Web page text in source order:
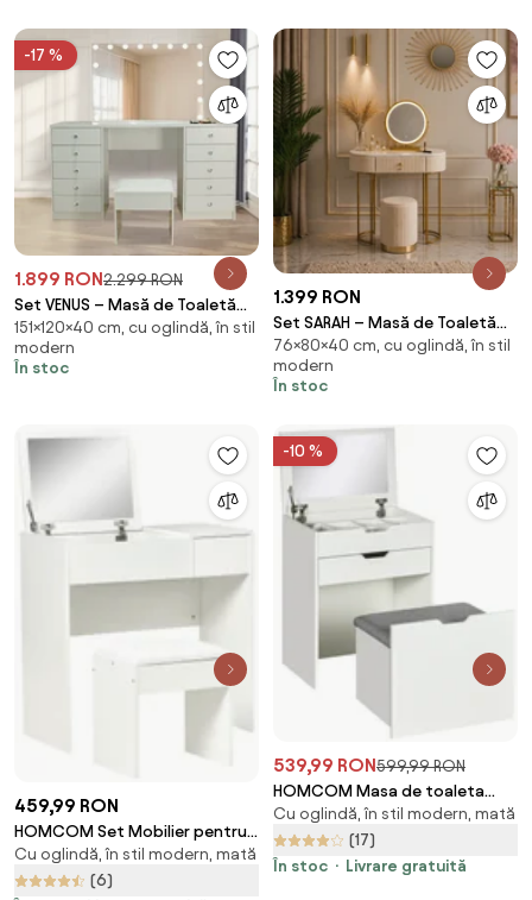
-17 %
1.899 RON2.299 RON
Set VENUS – Masă de Toaletă
pentru Machiaj, Oglindă
Iluminată LED, Control Touch,
Incarcare USB, 10 sertare, Alb
151×120×40 cm, cu oglindă, în stil
modern
În stoc
1.399 RON
Set SARAH – Masă de Toaletă
pentru Machiaj, Oglindă
Iluminată LED, Control Touch,
Sertar, Taburet, 80x40x76 cm,
76×80×40 cm, cu oglindă, în stil
modern
În stoc
459,99 RON
HOMCOM Set Mobilier pentru
Toaletă cu Oglindă, Taburet și
Sertar, Design Elegant, Masa
Cu oglindă, în stil modern, mată
(6)
-10 %
539,99 RON599,99 RON
HOMCOM Masa de toaleta
pentru dormitor cu oglinda si
scaun asortat, masa de
machiaj cu compartiment
Cu oglindă, în stil modern, mată
(17)
În stoc
Livrare gratuită